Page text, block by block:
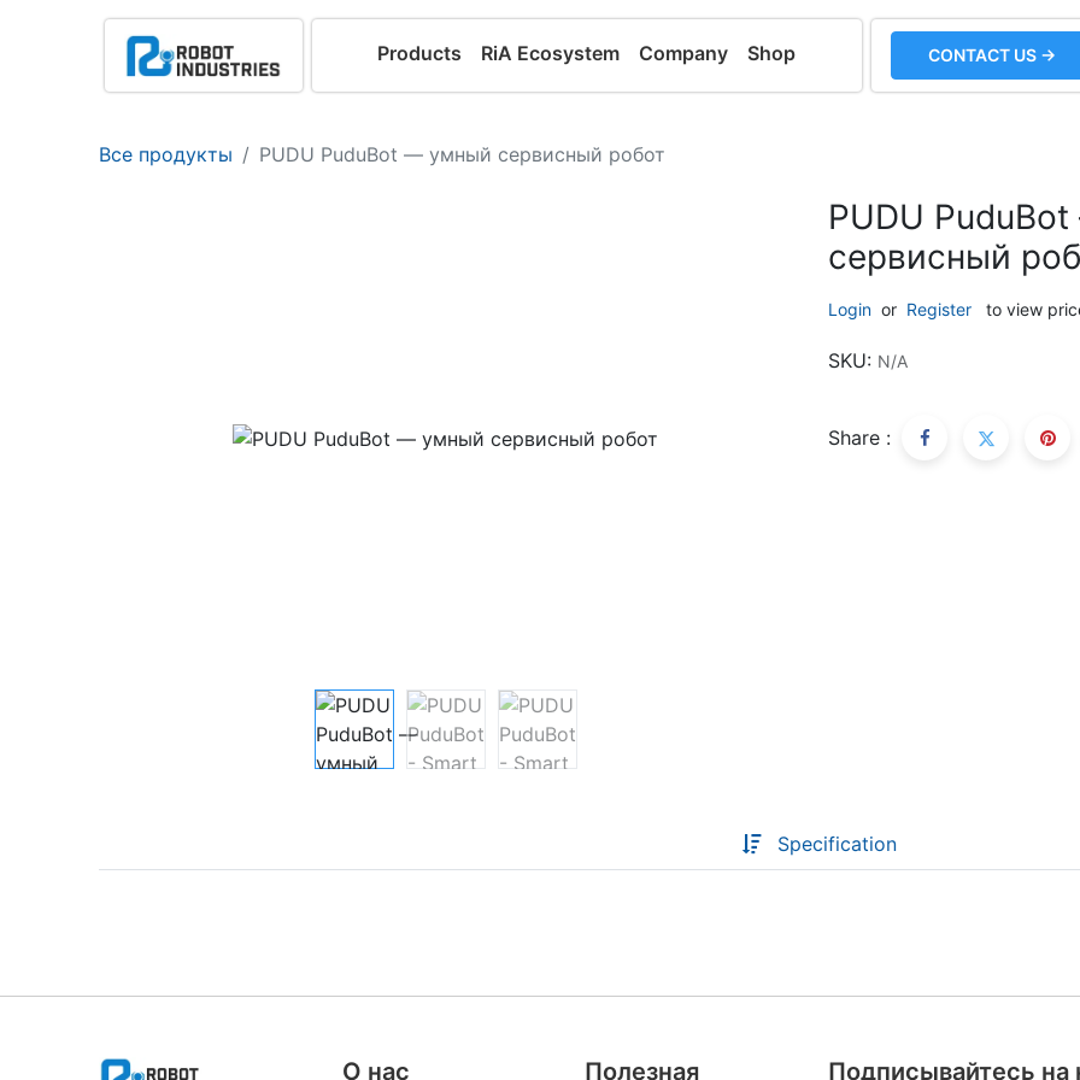
Products RiA Ecosystem Company Shop CONTACT US →
Все продукты PUDU PuduBot — умный сервисный робот
PUDU
сервисный
Login or Register to view
SKU: N/A
Share :
Specification
О нас Полезная Подписывайтесь на
Află mai mult Discută cu RiA